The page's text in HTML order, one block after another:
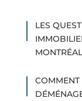
LES
MONTRÉAL
COMMENT